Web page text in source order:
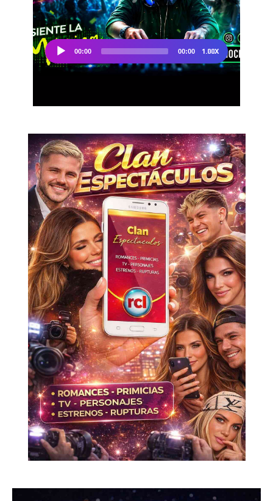
Don't miss
out!
Sing up for our newsletter
to stay in the loop.
SUBSCRIBE